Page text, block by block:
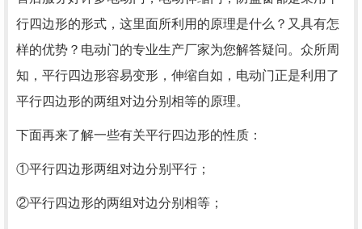
行四边形的形式，这里面所利用的原理是什么？又具有怎
样的优势？电动门的专业生产厂家为您解答疑问。众所周
知，平行四边形容易变形，伸缩自如，电动门正是利用了
平行四边形的两组对边分别相等的原理。
下面再来了解一些有关平行四边形的性质：
①平行四边形两组对边分别平行；
②平行四边形的两组对边分别相等；